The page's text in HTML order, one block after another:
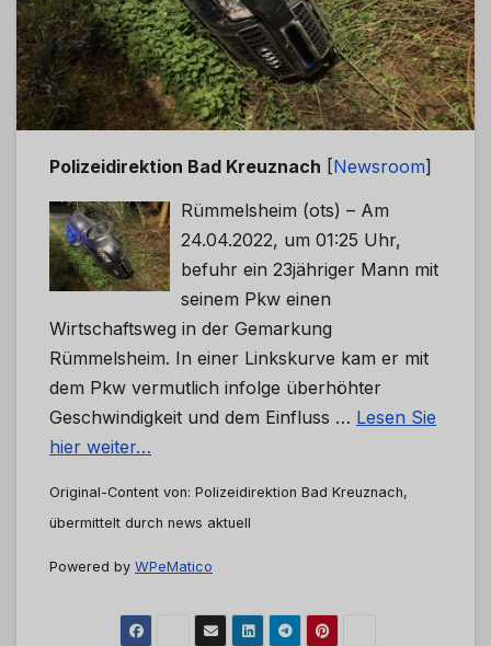
Polizeidirektion Bad Kreuznach [Newsroom]
Rümmelsheim (ots) – Am
24.04.2022, um 01:25 Uhr,
befuhr ein 23jähriger Mann mit
seinem Pkw einen
Wirtschaftsweg in der Gemarkung
Rümmelsheim. In einer Linkskurve kam er mit
dem Pkw vermutlich infolge überhöhter
Geschwindigkeit und dem Einfluss … Lesen Sie
hier weiter…
Original-Content von: Polizeidirektion Bad Kreuznach,
übermittelt durch news aktuell
Powered by WPeMatico